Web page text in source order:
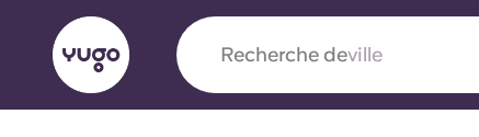
Recherche deville